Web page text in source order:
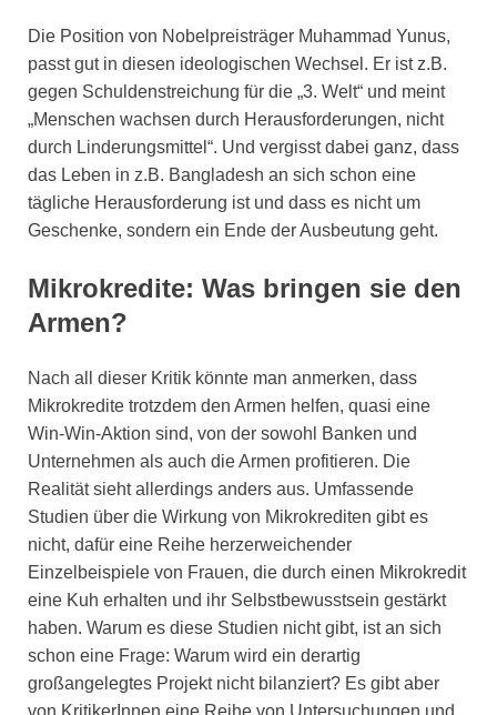
Die Position von Nobelpreisträger Muhammad Yunus,
passt gut in diesen ideologischen Wechsel. Er ist z.B.
gegen Schuldenstreichung für die „3. Welt“ und meint
„Menschen wachsen durch Herausforderungen, nicht
durch Linderungsmittel“. Und vergisst dabei ganz, dass
das Leben in z.B. Bangladesh an sich schon eine
tägliche Herausforderung ist und dass es nicht um
Geschenke, sondern ein Ende der Ausbeutung geht.
Mikrokredite: Was bringen sie den
Armen?
Nach all dieser Kritik könnte man anmerken, dass
Mikrokredite trotzdem den Armen helfen, quasi eine
Win-Win-Aktion sind, von der sowohl Banken und
Unternehmen als auch die Armen profitieren. Die
Realität sieht allerdings anders aus. Umfassende
Studien über die Wirkung von Mikrokrediten gibt es
nicht, dafür eine Reihe herzerweichender
Einzelbeispiele von Frauen, die durch einen Mikrokredit
eine Kuh erhalten und ihr Selbstbewusstsein gestärkt
haben. Warum es diese Studien nicht gibt, ist an sich
schon eine Frage: Warum wird ein derartig
großangelegtes Projekt nicht bilanziert? Es gibt aber
von KritikerInnen eine Reihe von Untersuchungen und